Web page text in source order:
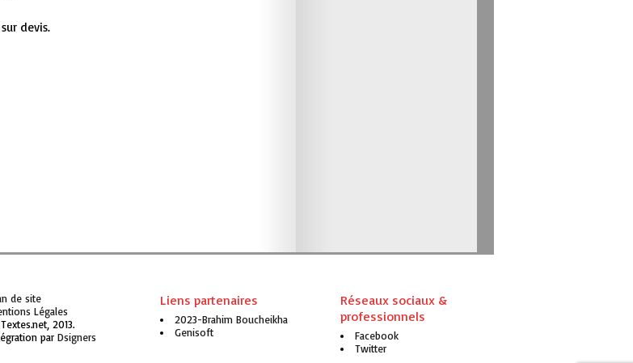
devis.
de site
Légales
2013.
par Genisoft
Liens partenaires
2023-Brahim Boucheikha
Genisoft
Réseaux sociaux &
professionnels
Facebook
Twitter